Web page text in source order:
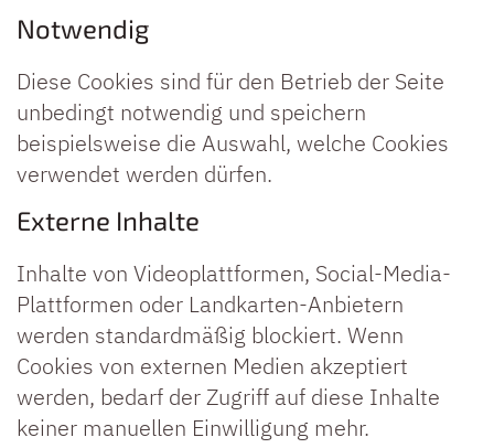
Notwendig
Diese Cookies sind für den Betrieb der Seite
unbedingt notwendig und speichern
beispielsweise die Auswahl, welche Cookies
verwendet werden dürfen.
Externe Inhalte
Inhalte von Videoplattformen, Social-Media-
Plattformen oder Landkarten-Anbietern
werden standardmäßig blockiert. Wenn
Cookies von externen Medien akzeptiert
werden, bedarf der Zugriff auf diese Inhalte
keiner manuellen Einwilligung mehr.